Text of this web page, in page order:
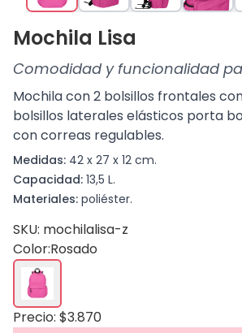
Mochila Lisa
Comodidad y funcionalidad
Mochila con 2 bolsillos frontales
bolsillos laterales elásticos porta
con correas regulables.
Medidas: 42 x 27 x 12 cm.
Capacidad: 13,5 L.
Materiales: poliéster.
SKU: mochilalisa-z
Color:Rosado
Precio: $3.870